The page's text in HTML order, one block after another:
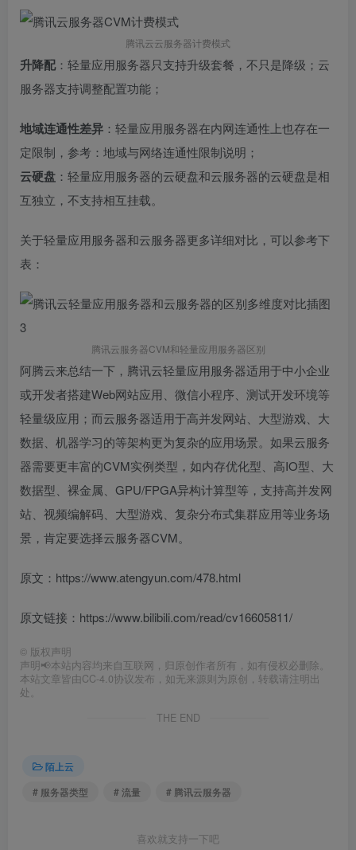
腾讯云云服务器计费模式
升降配：轻量应用服务器只支持升级套餐，不只是降级；云
服务器支持调整配置功能；
地域连通性差异 ：轻量应用服务器在内网连通性上也存在一
定限制，参考：地域与网络连通性限制说明；
云硬盘 ：轻量应用服务器的云硬盘和云服务器的云硬盘是相
互独立，不支持相互挂载。
关于轻量应用服务器和云服务器更多详细对比，可以参考下
表：
腾讯云服务器CVM和轻量应用服务器区别
阿腾云来总结一下，腾讯云轻量应用服务器适用于中小企业
或开发者搭建Web网站应用、微信小程序、测试开发环境等
轻量级应用；而云服务器适用于高并发网站、大型游戏、大
数据、机器学习的等架构更为复杂的应用场景。如果云服务
器需要更丰富的CVM实例类型，如内存优化型、高IO型、大
数据型、裸金属、GPU/FPGA异构计算型等，支持高并发网
站、视频编解码、大型游戏、复杂分布式集群应用等业务场
景，肯定要选择云服务器CVM。
原文：https://www.atengyun.com/478.html
原文链接：https://www.bilibili.com/read/cv16605811/
© 版权声明
声明📢本站内容均来自互联网，归原创作者所有，如有侵权必删除。
本站文章皆由CC-4.0协议发布，如无来源则为原创，转载请注明出
处。
THE END
陌上云
# 服务器类型
# 流量 # 腾讯云服务器
喜欢就支持一下吧